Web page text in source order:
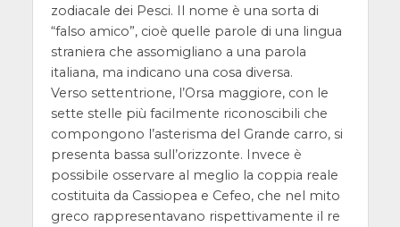
zodiacale dei Pesci. Il nome è una sorta di
“falso amico”, cioè quelle parole di una lingua
straniera che assomigliano a una parola
italiana, ma indicano una cosa diversa.
Verso settentrione, l’Orsa maggiore, con le
sette stelle più facilmente riconoscibili che
compongono l’asterisma del Grande carro, si
presenta bassa sull’orizzonte. Invece è
possibile osservare al meglio la coppia reale
costituita da Cassiopea e Cefeo, che nel mito
greco rappresentavano rispettivamente il re